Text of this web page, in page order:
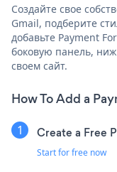
Создайте свое
Gmail, подберите
добавьте Payment
боковую панель,
своем сайт.
How To Add a
Create a Free
Start for free now